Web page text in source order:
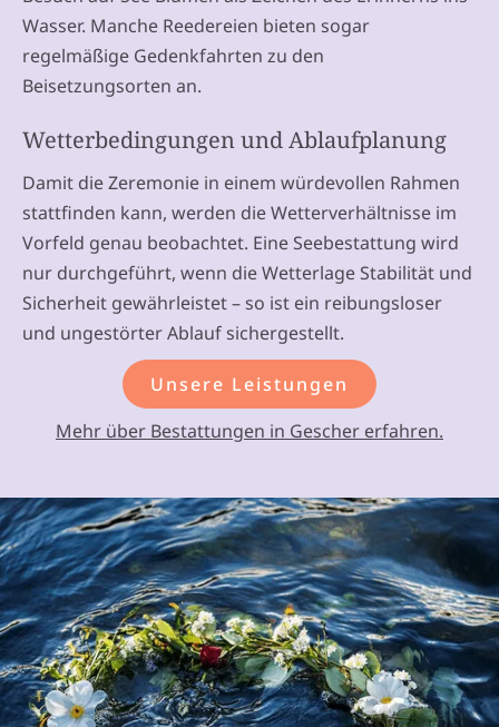
Wasser. Manche Reedereien bieten sogar
regelmäßige Gedenkfahrten zu den
Beisetzungsorten an.
Wetterbedingungen und Ablaufplanung
Damit die Zeremonie in einem würdevollen Rahmen
stattfinden kann, werden die Wetterverhältnisse im
Vorfeld genau beobachtet. Eine Seebestattung wird
nur durchgeführt, wenn die Wetterlage Stabilität und
Sicherheit gewährleistet – so ist ein reibungsloser
und ungestörter Ablauf sichergestellt.
Unsere Leistungen
Mehr über Bestattungen in Gescher erfahren.